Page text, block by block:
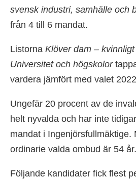
svensk industri, samhälle och
från 4 till 6 mandat.
Listorna Klöver dam –
Universitet och högskolor
vardera jämfört med valet
Ungefär 20 procent av de
helt nyvalda och har inte
mandat i Ingenjörsfullmäktige.
ordinarie valda ombud är 54 år.
Följande kandidater fick flest